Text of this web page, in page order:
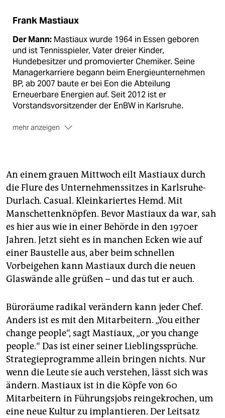
Frank Mastiaux
Der Mann: Mastiaux wurde 1964 in Essen geboren
und ist Tennisspieler, Vater dreier Kinder,
Hundebesitzer und promovierter Chemiker. Seine
Managerkarriere begann beim Energieunternehmen
BP, ab 2007 baute er bei Eon die Abteilung
Erneuerbare Energien auf. Seit 2012 ist er
Vorstandsvorsitzender der EnBW in Karlsruhe.
mehr anzeigen
Und dabei Landbesitz, Geld und Arbeitsplätze retten.
Die Vision:Zuerst muss die Energiewende in die
Köpfe der Mitarbeiter. Dann sollen bis zum Jahr 2020
die Bereiche Erneuerbare Energien, Netze und
Kundengeschäft 85 Prozent des Gewinns ausmachen.
An einem grauen Mittwoch eilt Mastiaux durch
die Flure des Unternehmenssitzes in Karlsruhe-
Durlach. Casual. Kleinkariertes Hemd. Mit
Manschettenknöpfen. Bevor Mastiaux da war, sah
es hier aus wie in einer Behörde in den 1970er
Jahren. Jetzt sieht es in manchen Ecken wie auf
einer Baustelle aus, aber beim schnellen
Vorbeigehen kann Mastiaux durch die neuen
Glaswände alle grüßen – und das tut er auch.
Büroräume radikal verändern kann jeder Chef.
Anders ist es mit den Mitarbeitern. „You either
change people“, sagt Mastiaux, „or you change
people.“ Das ist einer seiner Lieblingssprüche.
Strategieprogramme allein bringen nichts. Nur
wenn die Leute sie auch verstehen, lässt sich was
ändern. Mastiaux ist in die Köpfe von 60
Mitarbeitern in Führungsjobs reingekrochen, um
eine neue Kultur zu implantieren. Der Leitsatz